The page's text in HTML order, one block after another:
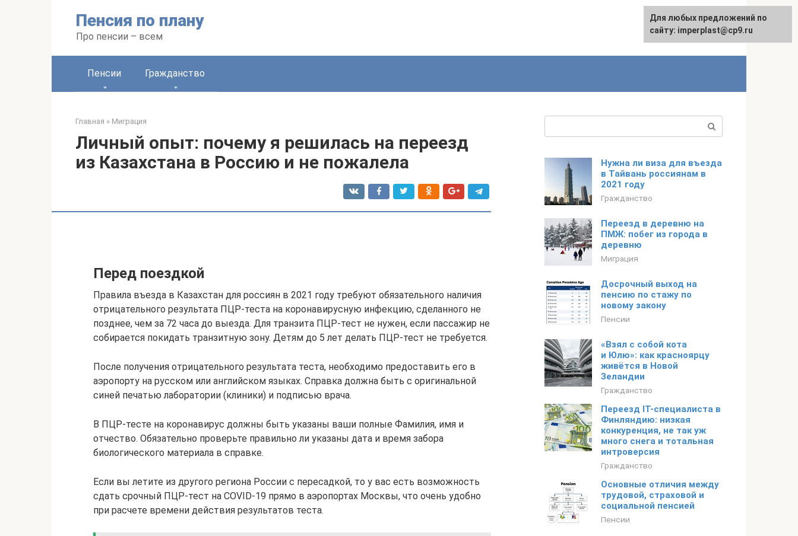
Пенсия по плану
Про пенсии – всем
Пенсии Гражданство
Главная » Миграция
Личный опыт: почему я решилась на переезд
из Казахстана в Россию и не пожалела
Перед поездкой
Правила въезда в Казахстан для россиян в 2021 году требуют обязательного наличия
отрицательного результата ПЦР-теста на коронавирусную инфекцию, сделанного не
позднее, чем за 72 часа до выезда. Для транзита ПЦР-тест не нужен, если пассажир не
собирается покидать транзитную зону. Детям до 5 лет делать ПЦР-тест не требуется.
После получения отрицательного результата теста, необходимо предоставить его в
аэропорту на русском или английском языках. Справка должна быть с оригинальной
синей печатью лаборатории (клиники) и подписью врача.
В ПЦР-тесте на коронавирус должны быть указаны ваши полные Фамилия, имя и
отчество. Обязательно проверьте правильно ли указаны дата и время забора
биологического материала в справке.
Если вы летите из другого региона России с пересадкой, то у вас есть возможность
сдать срочный ПЦР-тест на COVID-19 прямо в аэропортах Москвы, что очень удобно
при расчете времени действия результатов теста.
Нужна ли виза для въезда
в Тайвань россиянам в
2021 году
Гражданство
Переезд в деревню на
ПМЖ: побег из города в
деревню
Миграция
Досрочный выход на
пенсию по стажу по
новому закону
Пенсии
«Взял с собой кота
и Юлю»: как красноярцу
живётся в Новой
Зеландии
Гражданство
Переезд IT-специалиста в
Финляндию: низкая
конкуренция, не так уж
много снега и тотальная
интроверсия
Гражданство
Основные отличия между
трудовой, страховой и
социальной пенсией
Пенсии
Для любых предложений по
сайту: imperplast@cp9.ru